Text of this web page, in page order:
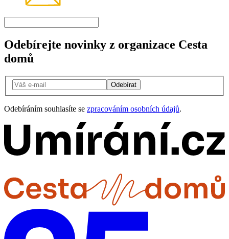
Odebírejte novinky z organizace Cesta
domů
Odebírat
Odebíráním souhlasíte se zpracováním osobních údajů.